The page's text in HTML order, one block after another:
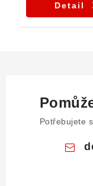
Detail
Potřebujete